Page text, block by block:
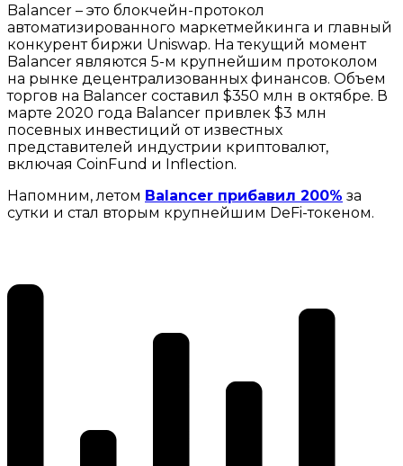
Balancer – это блокчейн-протокол
автоматизированного маркетмейкинга и главный
конкурент биржи Uniswap. На текущий момент
Balancer являются 5-м крупнейшим протоколом
на рынке децентрализованных финансов. Объем
торгов на Balancer составил $350 млн в октябре. В
марте 2020 года Balancer привлек $3 млн
посевных инвестиций от известных
представителей индустрии криптовалют,
включая CoinFund и Inflection.
Напомним, летом Balancer прибавил 200% за
сутки и стал вторым крупнейшим DeFi-токеном.